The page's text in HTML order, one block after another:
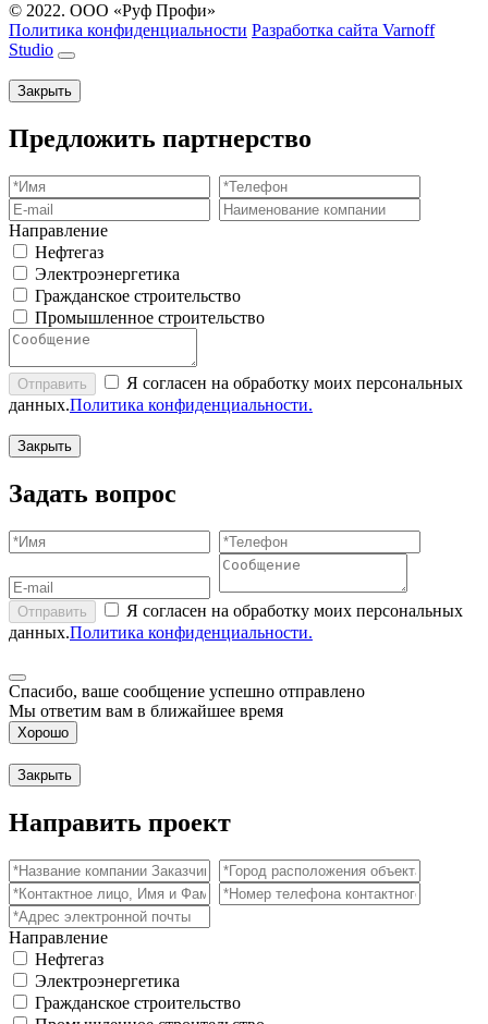
© 2022. ООО «Руф Профи»
Политика конфиденциальности Разработка сайта Varnoff
Studio
Закрыть
Предложить партнерство
Направление
Нефтегаз
Электроэнергетика
Гражданское строительство
Промышленное строительство
Отправить
Я согласен на обработку моих персональных
данных.Политика конфиденциальности.
Закрыть
Задать вопрос
Отправить
Я согласен на обработку моих персональных
данных.Политика конфиденциальности.
Спасибо, ваше сообщение успешно отправлено
Мы ответим вам в ближайшее время
Хорошо
Закрыть
Направить проект
Направление
Нефтегаз
Электроэнергетика
Гражданское строительство